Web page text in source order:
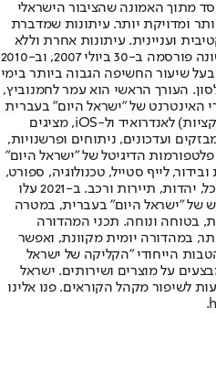
מתוך האמונה שהציבור הישראלי
ומדויקת יותר. עיתונות שמדברת
ועניינית. עיתונות אחרת וללא
תשלום. המהדורה המודפסת הראשונה פורסמה ב-30 ביולי 2007, וב-2010
שיעור החשיפה הגבוה ביותר בימי
העורך הראשי הוא עמר לחמנוביץ,
האינטרנט של "ישראל היום" בעברית
ובאנגלית, כמו כן היישומונים (אפליקציות) לאנדרואיד ול-iOS, מציגים
ועדכונים, ניתוחים ופרשנויות,
פלטפורמות הדיגיטל של "ישראל היום"
לייף סטייל, טכנולוגיה, ספורט,
כלכלה וצרכנות, בריאות, חיילים, אוכל, יהדות, תיירות ורכב. ב-2021 עלו
של "ישראל היום" בעברית, במטרה
בטוחה ונוחה. תכני המהדורה
במהדורה יומית מקוונת, ואפשר
הייחודי "הקליקה של ישראל
על מוצרים ושירותים. ישראל
לשיפור מקהל הקוראים. פנו אלינו